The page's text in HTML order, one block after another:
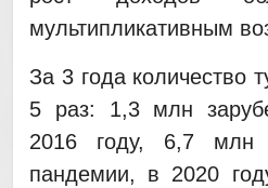
мультипликативным
За 3 года количество
5 раз: 1,3 млн
2016 году, 6,7
пандемии, в 2020